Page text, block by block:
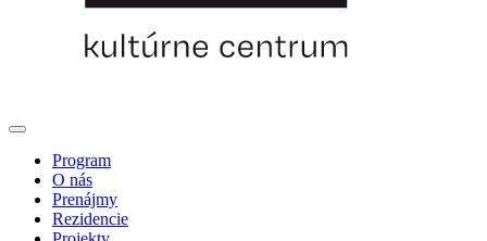
Program
O nás
Prenájmy
Rezidencie